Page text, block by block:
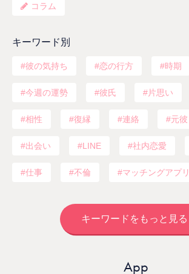
コラム
キーワード別
彼の気持ち 恋の行方 時期
今週の運勢 彼氏 片思い
相性 復縁 連絡 元彼
出会い LINE 社内恋愛
仕事 不倫 マッチングアプリ
キーワードをもっと見る
App